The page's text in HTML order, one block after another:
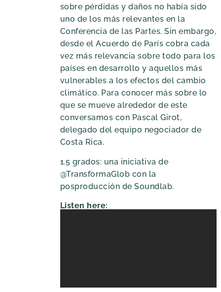
sobre pérdidas y daños no había sido
uno de los más relevantes en la
Conferencia de las Partes. Sin embargo,
desde el Acuerdo de París cobra cada
vez más relevancia sobre todo para los
países en desarrollo y aquellos más
vulnerables a los efectos del cambio
climático. Para conocer más sobre lo
que se mueve alrededor de este
conversamos con Pascal Girot,
delegado del equipo negociador de
Costa Rica.
1.5 grados: una iniciativa de
@TransformaGlob con la
posproducción de Soundlab.
Listen here: